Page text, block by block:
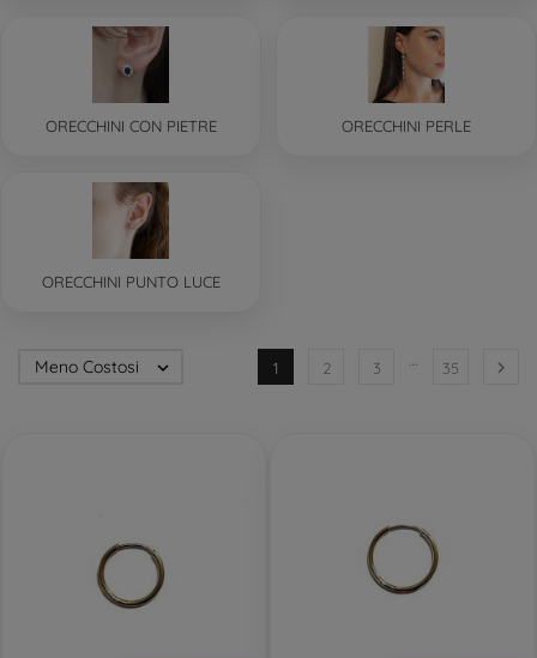
ORECCHINI CON PIETRE ORECCHINI PERLE
ORECCHINI PUNTO LUCE
Meno Costosi  1 2 3 … 35 